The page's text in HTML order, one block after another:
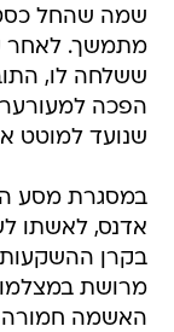
ששלחה לו,
הפכה
שנועד למוטט
במסגרת מסע
בקרן ההשקעות
מרושת
האשמה חמורה
שהייתה במצב
האישום נחשף